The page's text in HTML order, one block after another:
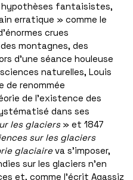
hypothèses fantaisistes,
erratique » comme le
crues
montagnes, des
d’une séance houleuse
naturelles, Louis
de renommée
de l’existence des
dans ses
les glaciers » et 1847
sur les glaciers
glaciaireva s’imposer,
sur les glaciers n’en
et, comme l’écrit Agassiz